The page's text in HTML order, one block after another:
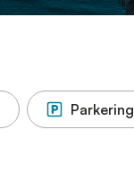
Parkering